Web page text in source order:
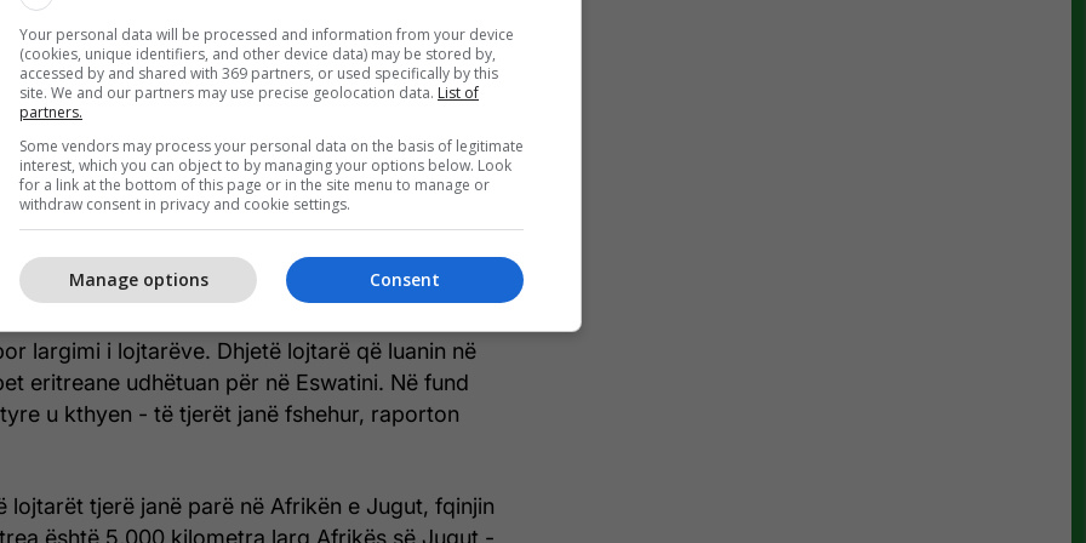
në fund kualifikimet e AFCON. Përpara fazës
raund paraprak për ekipet më të dobëta, dhe
me Eswatinin. Vetëm një udhëtim jashtë fushe -
për të rifituar një renditje të FIFA-s (për t'u
ekip duhet të luajë të paktën një ndeshje në 48
2–0 në shtëpi dhe u ngjitën në vendin e 184-të.
ndeshje jashtë fushe, dhe rreziku kryesor nuk
largimi i lojtarëve. Dhjetë lojtarë që luanin në
eritreane udhëtuan për në Eswatini. Në fund
u kthyen - të tjerët janë fshehur, raporton
lojtarët tjerë janë parë në Afrikën e Jugut, fqinjin
është 5,000 kilometra larg Afrikës së Jugut -
Your personal data will be processed and information from your device
(cookies, unique identifiers, and other device data) may be stored by,
accessed by and shared with 369 partners, or used specifically by this
site. We and our partners may use precise geolocation data. List of
partners.
Some vendors may process your personal data on the basis of legitimate
interest, which you can object to by managing your options below. Look
for a link at the bottom of this page or in the site menu to manage or
withdraw consent in privacy and cookie settings.
Consent
Manage options